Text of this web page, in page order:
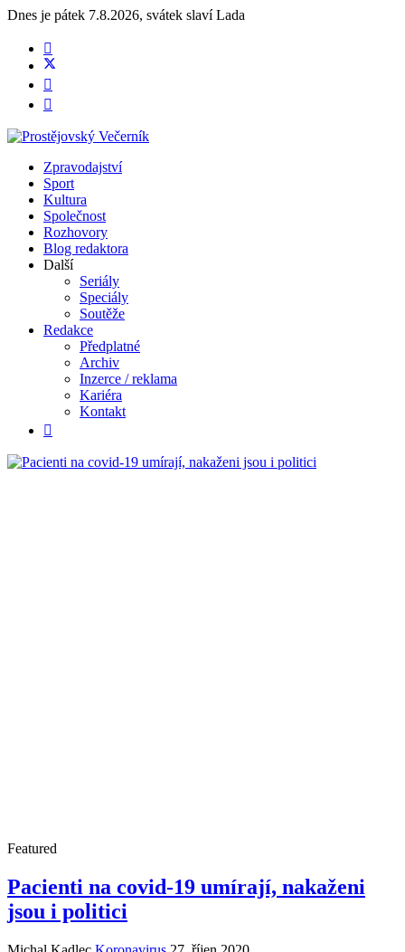
Dnes je pátek 7.8.2026, svátek slavíLada
Zpravodajství
Sport
Kultura
Společnost
Rozhovory
Blog redaktora
Další
Seriály
Speciály
Soutěže
Redakce
Předplatné
Archiv
Inzerce / reklama
Kariéra
Kontakt
Featured
Pacienti na covid-19 umírají, nakaženi
jsou i politici